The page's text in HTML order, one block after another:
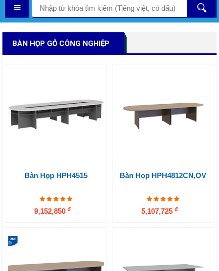
BÀN HỌP GỖ CÔNG NGHIỆP
Bàn Họp HPH4515
9,152,850 đ
Bàn Họp HPH4812CN,OV
5,107,725 đ